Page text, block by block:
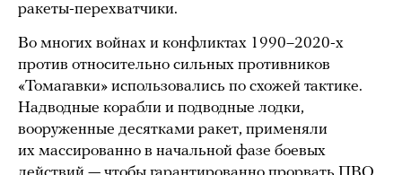
ракеты-перехватчики.
Во многих войнах и конфликтах 1990–2020-х
против относительно сильных противников
«Томагавки» использовались по схожей тактике.
Надводные корабли и подводные лодки,
вооруженные десятками ракет, применяли
их массированно в начальной фазе боевых